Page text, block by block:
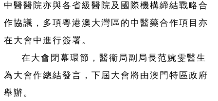
中醫醫院亦與各省級醫院及國際機構締結戰略合
作協議，多項粵港澳大灣區的中醫藥合作項目亦
在大會中進行簽署。
在大會閉幕環節，醫衞局副局長范婉雯醫生
為大會作總結發言，下屆大會將由澳門特區政府
舉辦。